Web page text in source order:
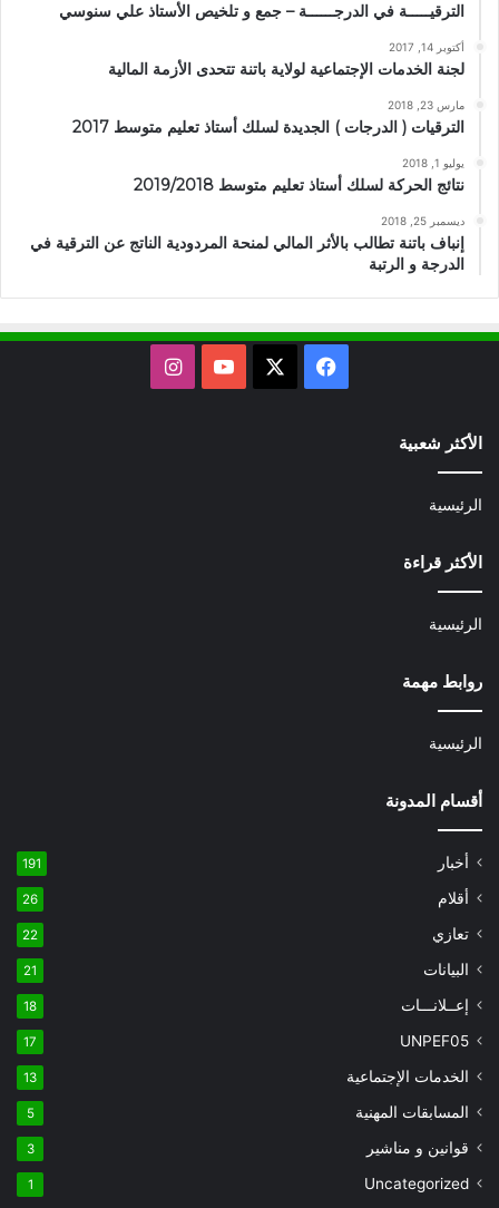
الترقيـــــة في الدرجــــــة – جمع و تلخيص الأستاذ علي سنوسي
أكتوبر 14, 2017
لجنة الخدمات الإجتماعية لولاية باتنة تتحدى الأزمة المالية
مارس 23, 2018
الترقيات ( الدرجات ) الجديدة لسلك أستاذ تعليم متوسط 2017
يوليو 1, 2018
نتائج الحركة لسلك أستاذ تعليم متوسط 2019/2018
ديسمبر 25, 2018
إنباف باتنة تطالب بالأثر المالي لمنحة المردودية الناتج عن الترقية في
الدرجة و الرتبة
فيسبوك يوتيوب
الأكثر شعبية
الرئيسية
الأكثر قراءة
الرئيسية
روابط مهمة
الرئيسية
أقسام المدونة
أخبار 191
أقلام 26
تعازي 22
البيانات 21
إعــلانـــات 18
UNPEF05
17
الخدمات الإجتماعية 13
المسابقات المهنية 5
قوانين و مناشير 3
Uncategorized
1